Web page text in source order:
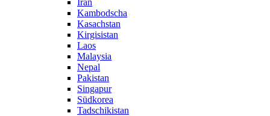
Iran
Kambodscha
Kasachstan
Kirgisistan
Laos
Malaysia
Nepal
Pakistan
Singapur
Südkorea
Tadschikistan